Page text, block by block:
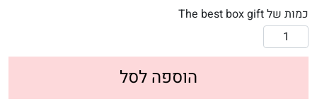
כמות של The best box gift
הוספה לסל